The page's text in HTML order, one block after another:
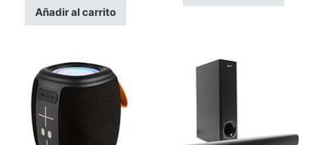
Añadir al carrito